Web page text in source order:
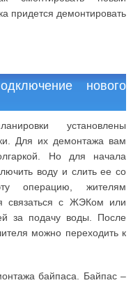
придется демонтировать
нового
установлены
Для их демонтажа вам
Но для начала
воду и слить ее со
операцию, жителям
связаться с ЖЭКом или
за подачу воды. После
можно переходить к
байпаса. Байпас –